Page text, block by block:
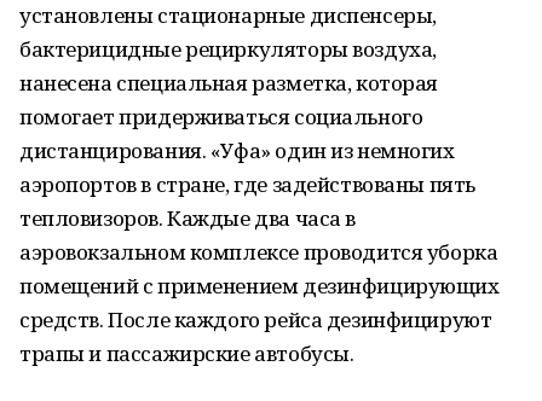
установлены стационарные диспенсеры,
бактерицидные рециркуляторы воздуха,
нанесена специальная разметка, которая
помогает придерживаться социального
дистанцирования. «Уфа» один из немногих
аэропортов в стране, где задействованы пять
тепловизоров. Каждые два часа в
аэровокзальном комплексе проводится уборка
помещений с применением дезинфицирующих
средств. После каждого рейса дезинфицируют
трапы и пассажирские автобусы.